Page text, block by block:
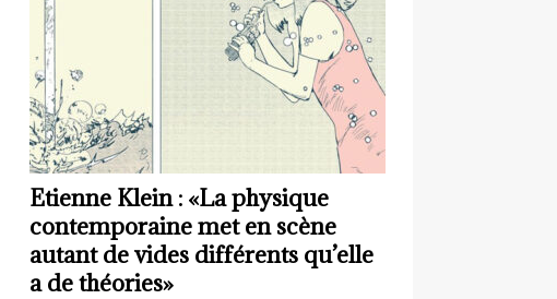
Etienne Klein : «La physique
contemporaine met en scène
autant de vides différents qu’elle
a de théories»